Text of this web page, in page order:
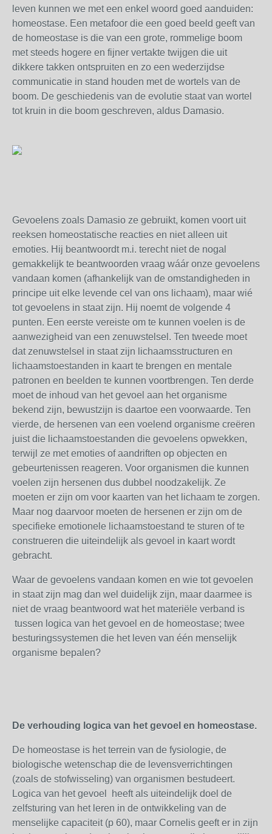
leven kunnen we met een enkel woord goed aanduiden:
homeostase. Een metafoor die een goed beeld geeft van
de homeostase is die van een grote, rommelige boom
met steeds hogere en fijner vertakte twijgen die uit
dikkere takken ontspruiten en zo een wederzijdse
communicatie in stand houden met de wortels van de
boom. De geschiedenis van de evolutie staat van wortel
tot kruin in die boom geschreven, aldus Damasio.
Gevoelens zoals Damasio ze gebruikt, komen voort uit
reeksen homeostatische reacties en niet alleen uit
emoties. Hij beantwoordt m.i. terecht niet de nogal
gemakkelijk te beantwoorden vraag wáár onze gevoelens
vandaan komen (afhankelijk van de omstandigheden in
principe uit elke levende cel van ons lichaam), maar wié
tot gevoelens in staat zijn. Hij noemt de volgende 4
punten. Een eerste vereiste om te kunnen voelen is de
aanwezigheid van een zenuwstelsel. Ten tweede moet
dat zenuwstelsel in staat zijn lichaamsstructuren en
lichaamstoestanden in kaart te brengen en mentale
patronen en beelden te kunnen voortbrengen. Ten derde
moet de inhoud van het gevoel aan het organisme
bekend zijn, bewustzijn is daartoe een voorwaarde. Ten
vierde, de hersenen van een voelend organisme creëren
juist die lichaamstoestanden die gevoelens opwekken,
terwijl ze met emoties of aandriften op objecten en
gebeurtenissen reageren. Voor organismen die kunnen
voelen zijn hersenen dus dubbel noodzakelijk. Ze
moeten er zijn om voor kaarten van het lichaam te zorgen.
Maar nog daarvoor moeten de hersenen er zijn om de
specifieke emotionele lichaamstoestand te sturen of te
construeren die uiteindelijk als gevoel in kaart wordt
gebracht.
Waar de gevoelens vandaan komen en wie tot gevoelen
in staat zijn mag dan wel duidelijk zijn, maar daarmee is
niet de vraag beantwoord wat het materiële verband is
tussen logica van het gevoel en de homeostase; twee
besturingssystemen die het leven van één menselijk
organisme bepalen?
De verhouding logica van het gevoel en homeostase.
De homeostase is het terrein van de fysiologie, de
biologische wetenschap die de levensverrichtingen
(zoals de stofwisseling) van organismen bestudeert.
Logica van het gevoel heeft als uiteindelijk doel de
zelfsturing van het leren in de ontwikkeling van de
menselijke capaciteit (p 60), maar Cornelis geeft er in zijn